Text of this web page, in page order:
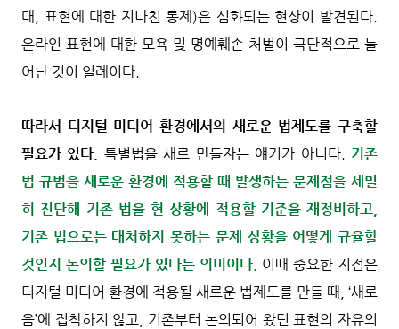
대, 표현에 대한 지나친 통제)은 심화되는 현상이 발견된다.
온라인 표현에 대한 모욕 및 명예훼손 처벌이 극단적으로 늘
어난 것이 일례이다.
따라서 디지털 미디어 환경에서의 새로운 법제도를 구축할
필요가 있다. 특별법을 새로 만들자는 얘기가 아니다. 기존
법 규범을 새로운 환경에 적용할 때 발생하는 문제점을 세밀
히 진단해 기존 법을 현 상황에 적용할 기준을 재정비하고,
기존 법으로는 대처하지 못하는 문제 상황을 어떻게 규율할
것인지 논의할 필요가 있다는 의미이다. 이때 중요한 지점은
디지털 미디어 환경에 적용될 새로운 법제도를 만들 때, ‘새로
움’에 집착하지 않고, 기존부터 논의되어 왔던 표현의 자유의